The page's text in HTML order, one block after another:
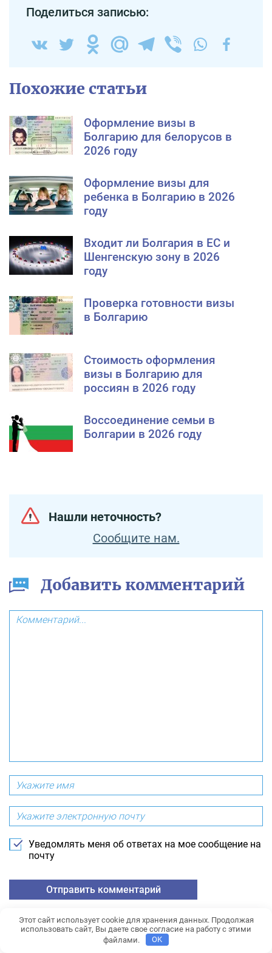
Поделиться записью:
Похожие статьи
Оформление визы в
Болгарию для белорусов в
2026 году
Оформление визы для
ребенка в Болгарию в 2026
году
Входит ли Болгария в ЕС и
Шенгенскую зону в 2026
году
Проверка готовности визы
в Болгарию
Стоимость оформления
визы в Болгарию для
россиян в 2026 году
Воссоединение семьи в
Болгарии в 2026 году
Нашли неточность?
Сообщите нам.
Добавить комментарий
Уведомлять меня об ответах на мое сообщение на
почту
* Нажимая на кнопку «Отправить комментарий», вы подтверждаете свое
согласие с условиями обработки персональных данных.>
Этот сайт использует cookie для хранения данных. Продолжая
использовать сайт, Вы даете свое согласие на работу с этими
файлами.
OK